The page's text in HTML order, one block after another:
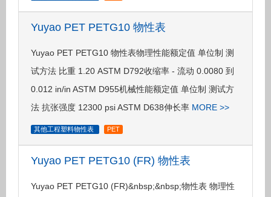
Yuyao PET PETG10 物性表
Yuyao PET PETG10 物性表物理性能额定值 单位制 测
试方法 比重 1.20 ASTM D792收缩率 - 流动 0.0080 到
0.012 in/in ASTM D955机械性能额定值 单位制 测试方
法 抗张强度 12300 psi ASTM D638伸长率 MORE >>
其他工程塑料物性表 PET
Yuyao PET PETG10 (FR) 物性表
Yuyao PET PETG10 (FR)&nbsp;&nbsp;物性表 物理性